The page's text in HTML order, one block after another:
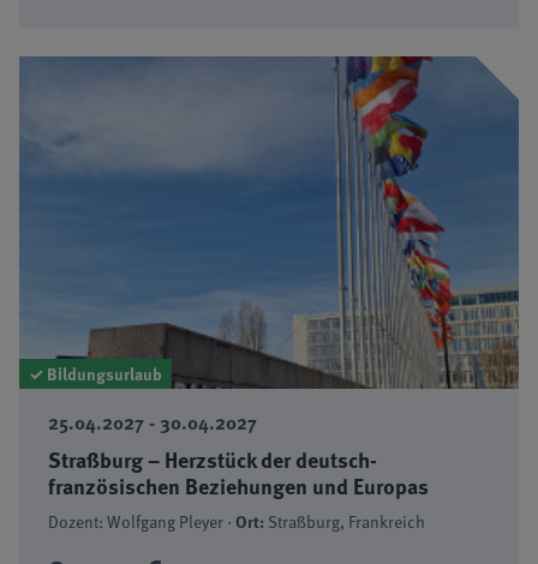
✓ Bildungsurlaub
25.04.2027 - 30.04.2027
Straßburg – Herzstück der deutsch-
französischen Beziehungen und Europas
Dozent: Wolfgang Pleyer ·Ort: Straßburg, Frankreich